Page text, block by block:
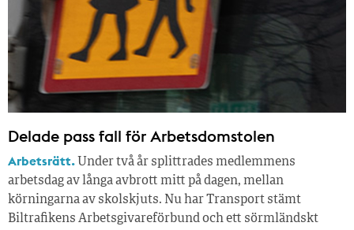
Delade pass fall för Arbetsdomstolen
Arbetsrätt. Under två år splittrades medlemmens
arbetsdag av långa avbrott mitt på dagen, mellan
körningarna av skolskjuts. Nu har Transport stämt
Biltrafikens Arbetsgivareförbund och ett sörmländskt